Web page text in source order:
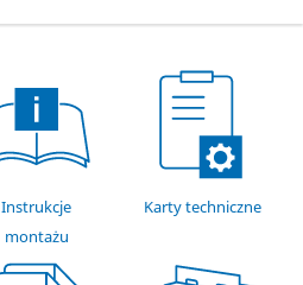
Instrukcje
montażu
Karty techniczne